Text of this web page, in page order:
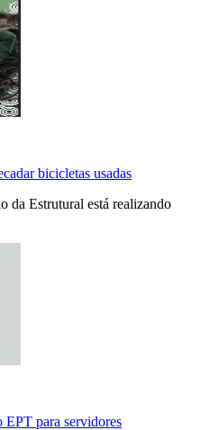
bicicletas usadas
da Estrutural está realizando
EPT para servidores